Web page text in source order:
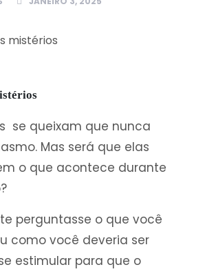
se queixam que nunca
Mas será que elas
o que acontece durante
perguntasse o que você
como você deveria ser
estimular para que o